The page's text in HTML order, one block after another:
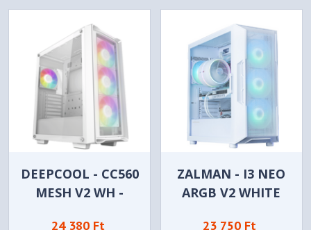
DEEPCOOL - CC560
MESH V2 WH -
24 380 Ft
ZALMAN - I3 NEO
ARGB V2 WHITE
23 750 Ft